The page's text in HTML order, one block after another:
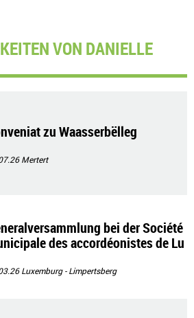
VON DANIELLE
zu Waasserbëlleg
Mertert
bei der Société
des accordéonistes de Lu
Luxemburg - Limpertsberg